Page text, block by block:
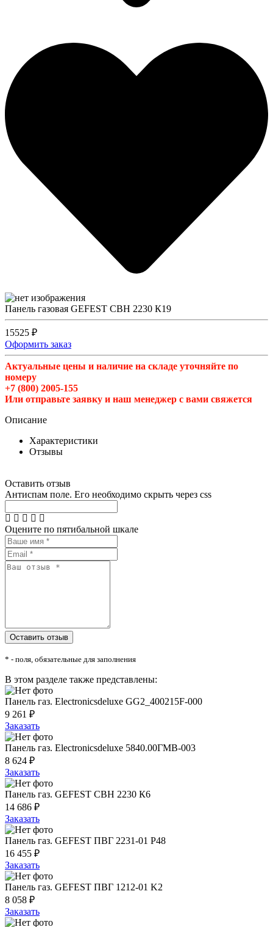
Панель газовая GEFEST СВН 2230 К19
15525 ₽
Оформить заказ
Актуальные цены и наличие на складе уточняйте по
номеру
+7 (800) 2005-155
Или отправьте заявку и наш менеджер с вами свяжется
Описание
Характеристики
Отзывы
Оставить отзыв
Антиспам поле. Его необходимо скрыть через css
Оцените по пятибальной шкале
* - поля, обязательные для заполнения
В этом разделе также представлены:
Панель газ. Electronicsdeluxe GG2_400215F-000
9 261 ₽
Заказать
Панель газ. Electronicsdeluxe 5840.00ГМВ-003
8 624 ₽
Заказать
Панель газ. GEFEST СВН 2230 К6
14 686 ₽
Заказать
Панель газ. GEFEST ПВГ 2231-01 Р48
16 455 ₽
Заказать
Панель газ. GEFEST ПВГ 1212-01 K2
8 058 ₽
Заказать